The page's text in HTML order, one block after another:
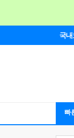
국내
빠